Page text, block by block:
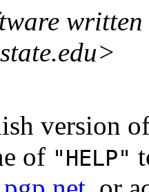
version
of "HELP"